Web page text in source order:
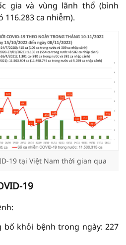
gia và vùng lãnh thổ (bình
ca nhiễm).
19 tại Việt Nam thời gian qua
19
bố khỏi bệnh trong ngày: 227